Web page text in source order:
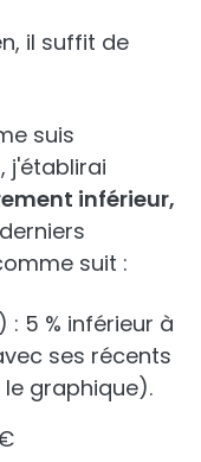
il suffit de
suis
j'établirai
inférieur,
suit :
: 5 % inférieur à
ses récents
graphique).